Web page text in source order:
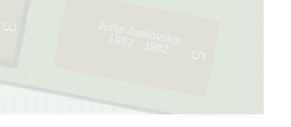
3
5
Jurijs Jaskovskis
1982 - 1982